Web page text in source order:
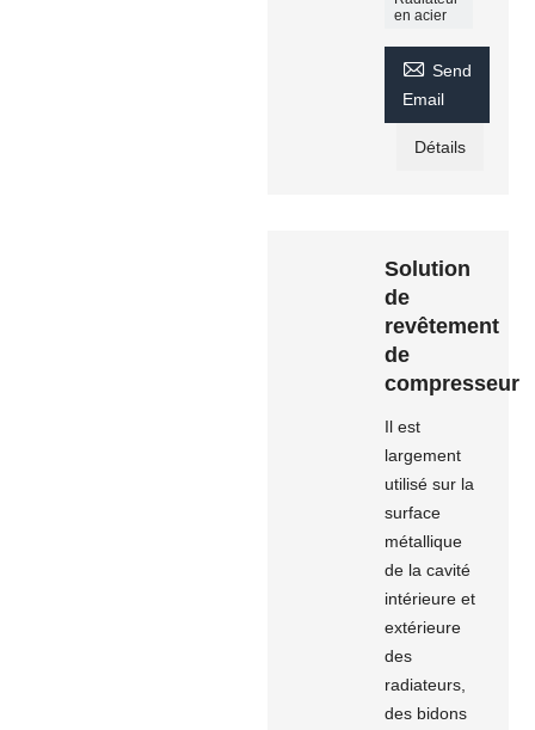
en acier
 Send
Email
Détails
Solution
de
revêtement
de
compresseur
Il est
largement
utilisé sur la
surface
métallique
de la cavité
intérieure et
extérieure
des
radiateurs,
des bidons